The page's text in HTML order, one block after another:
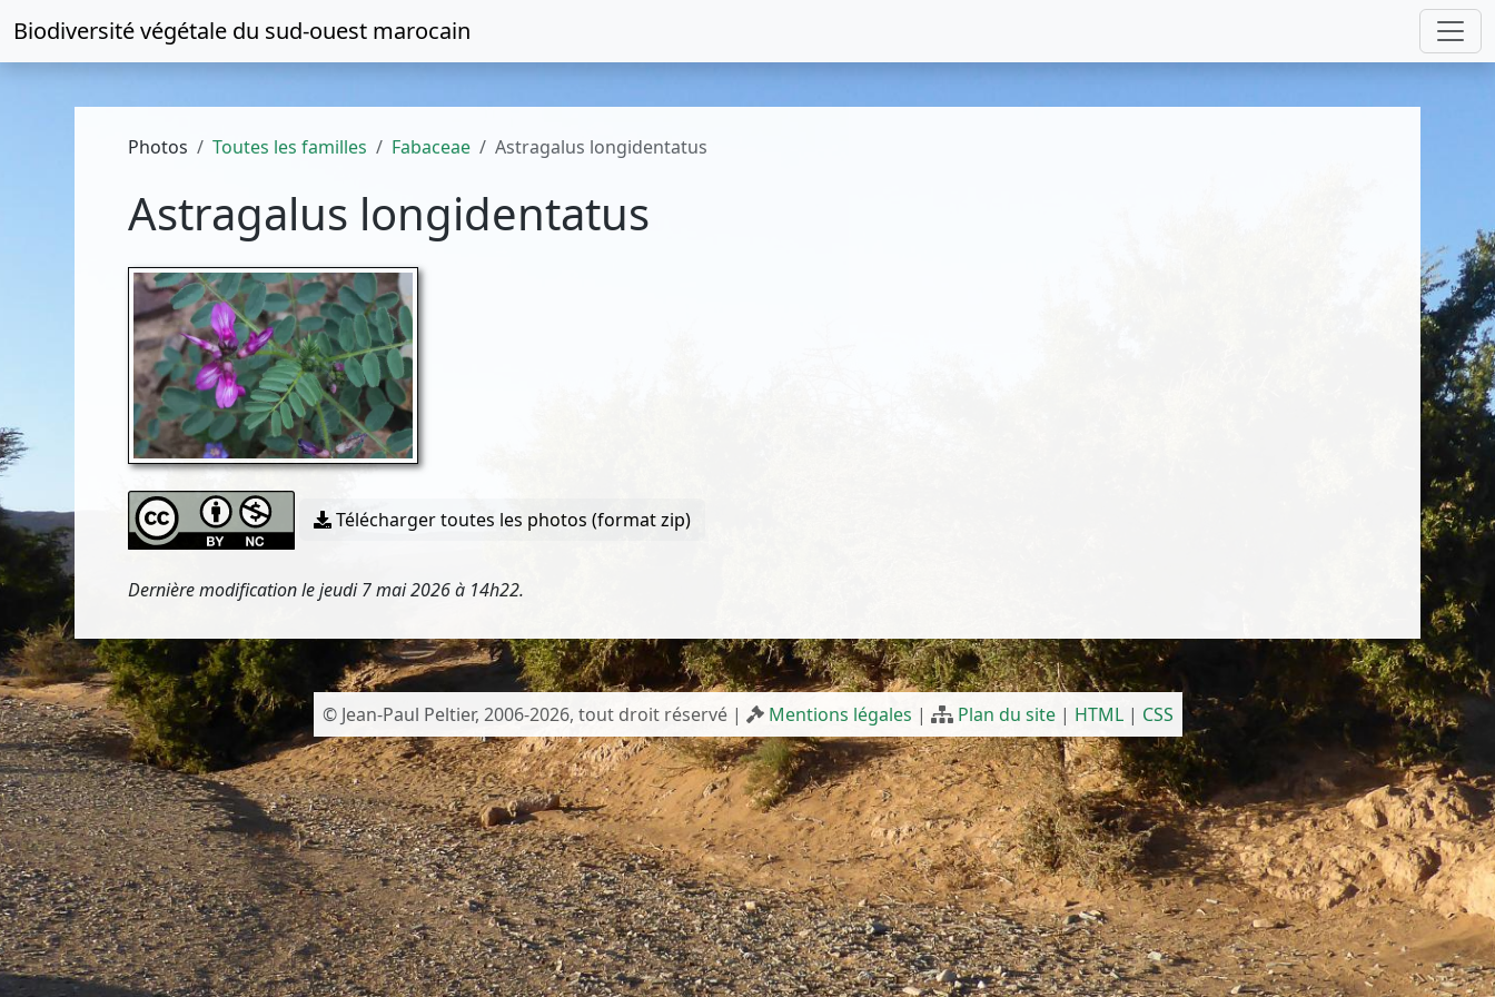
Biodiversité végétale du sud-ouest marocain
Photos Toutes les familles Fabaceae Astragalus longidentatus
Astragalus longidentatus
Télécharger toutes les photos (format zip)
Dernière modification le jeudi 7 mai 2026 à 14h22.
© Jean-Paul Peltier, 2006-2026, tout droit réservé | Mentions légales | Plan du site| HTML| CSS